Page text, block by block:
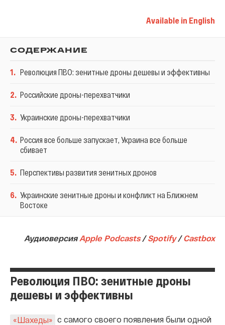
Available in English
СОДЕРЖАНИЕ
1. Революция ПВО: зенитные дроны дешевы и эффективны
2. Российские дроны-перехватчики
3. Украинские дроны-перехватчики
4. Россия все больше запускает, Украина все больше
сбивает
5. Перспективы развития зенитных дронов
6. Украинские зенитные дроны и конфликт на Ближнем
Востоке
Аудиоверсия Apple Podcasts/Spotify/Сastbox
Революция ПВО: зенитные дроны
дешевы и эффективны
«Шахеды» с самого своего появления были одной